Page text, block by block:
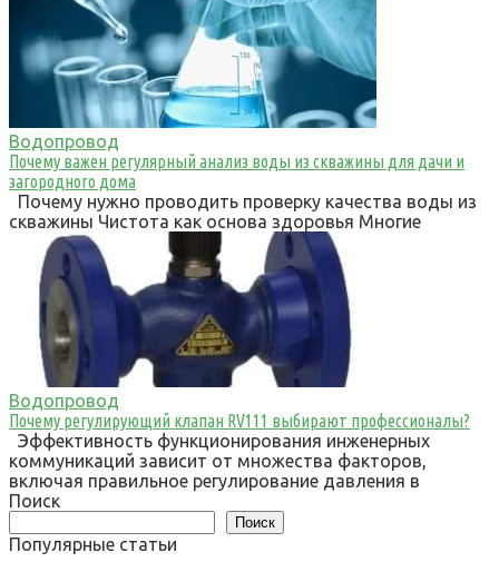
Водопровод
Почему важен регулярный анализ воды из скважины для дачи и
загородного дома
Почему нужно проводить проверку качества воды из
скважины Чистота как основа здоровья Многие
Водопровод
Почему регулирующий клапан RV111 выбирают профессионалы?
Эффективность функционирования инженерных
коммуникаций зависит от множества факторов,
включая правильное регулирование давления в
Поиск
Поиск
Популярные статьи